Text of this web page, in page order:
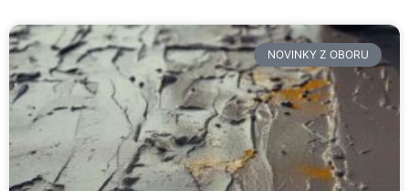
NOVINKY Z OBORU